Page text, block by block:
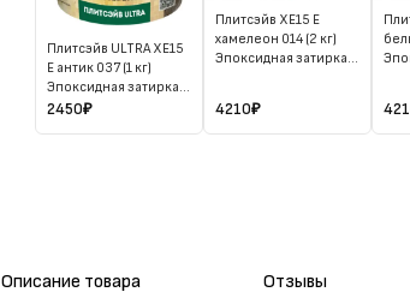
Плитсэйв ULTRA XE15
Е антик 037 (1 кг)
Эпоксидная затирка
эластичная
2450₽
Плитсэйв XE15 Е
хамелеон 014 (2 кг)
Эпоксидная затирка
4210₽
Описание товара Отзывы